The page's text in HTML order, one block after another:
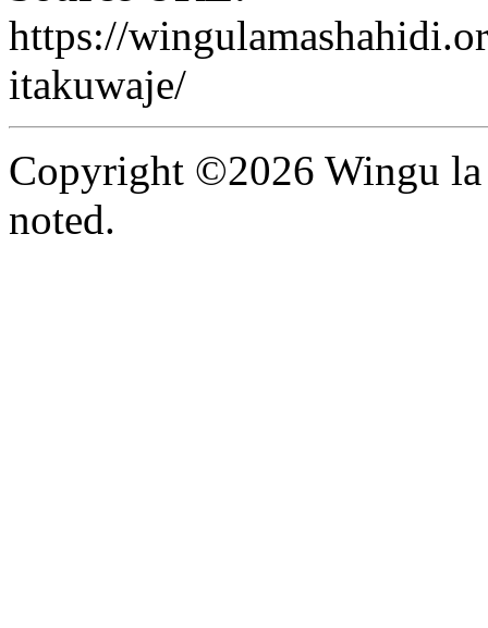
https://
itakuwaje/
Copyright ©2026 Wingu la
noted.